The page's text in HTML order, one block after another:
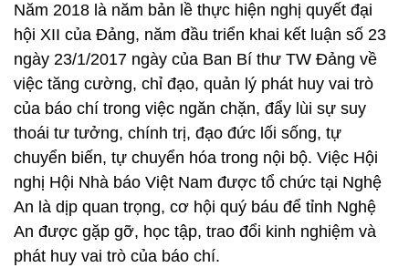
Năm 2018 là năm bản lề thực hiện nghị quyết đại
hội XII của Đảng, năm đầu triển khai kết luận số 23
ngày 23/1/2017 ngày của Ban Bí thư TW Đảng về
việc tăng cường, chỉ đạo, quản lý phát huy vai trò
của báo chí trong việc ngăn chặn, đẩy lùi sự suy
thoái tư tưởng, chính trị, đạo đức lối sống, tự
chuyển biến, tự chuyển hóa trong nội bộ. Việc Hội
nghị Hội Nhà báo Việt Nam được tổ chức tại Nghệ
An là dịp quan trọng, cơ hội quý báu để tỉnh Nghệ
An được gặp gỡ, học tập, trao đổi kinh nghiệm và
phát huy vai trò của báo chí.